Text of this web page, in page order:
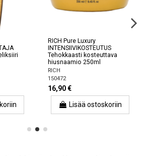
RICH Pure Luxury
INTENSIIVIKOSTEUTUS
Tehokkaasti kosteuttava
hiusnaamio 250ml
RICH
150472
16,90 €
Lisää ostoskoriin